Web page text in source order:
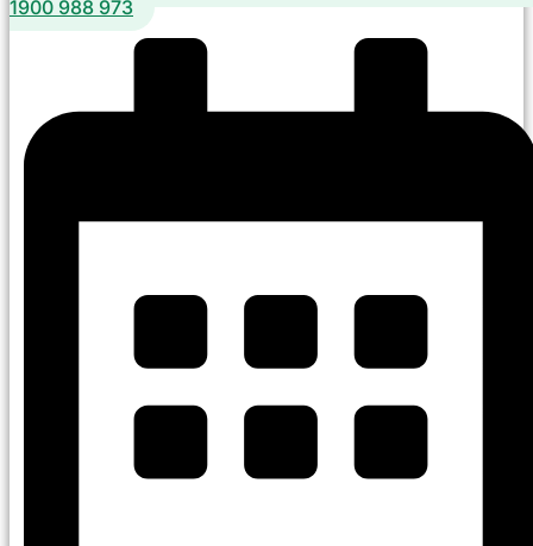
1900 988 973